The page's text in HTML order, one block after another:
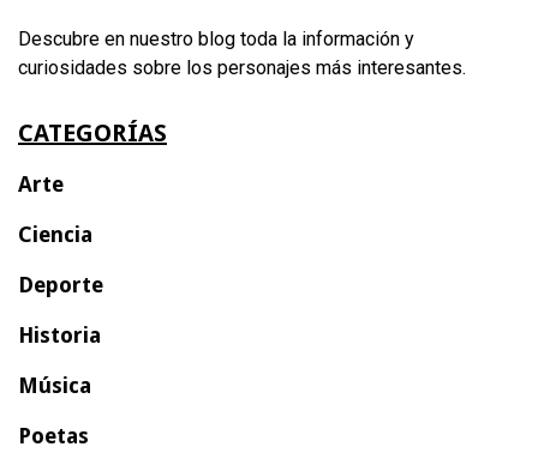
Descubre en nuestro blog toda la información y
curiosidades sobre los personajes más interesantes.
CATEGORÍAS
Arte
Ciencia
Deporte
Historia
Música
Poetas